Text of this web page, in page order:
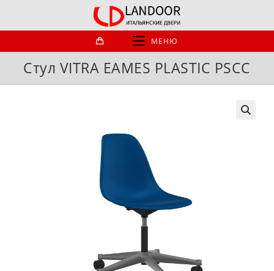
МЕНЮ
Стул VITRA EAMES PLASTIC PSCC